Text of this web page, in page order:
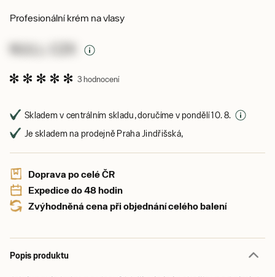
Profesionální krém na vlasy
NULL CZK
3 hodnocení
Skladem v centrálním skladu, doručíme v pondělí 10. 8.
Je skladem na prodejně Praha Jindřišská,
Doprava po celé ČR
Expedice do 48 hodin
Zvýhodněná cena při objednání celého balení
Popis produktu